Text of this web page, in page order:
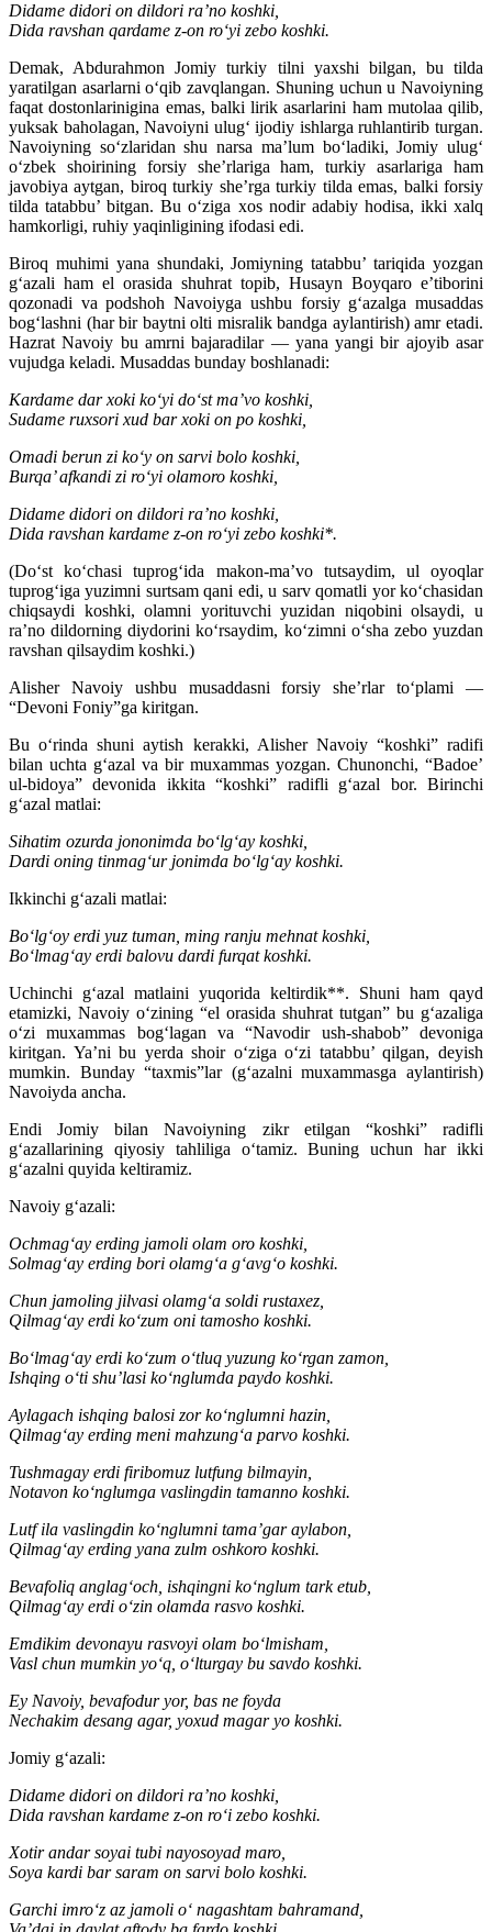
Didame didori on dildori ra’no koshki,
Dida ravshan qardame z-on ro‘yi zebo koshki.
Demak, Abdurahmon Jomiy turkiy tilni yaxshi bilgan, bu tilda
yaratilgan asarlarni o‘qib zavqlangan. Shuning uchun u Navoiyning
faqat dostonlarinigina emas, balki lirik asarlarini ham mutolaa qilib,
yuksak baholagan, Navoiyni ulug‘ ijodiy ishlarga ruhlantirib turgan.
Navoiyning so‘zlaridan shu narsa ma’lum bo‘ladiki, Jomiy ulug‘
o‘zbek shoirining forsiy she’rlariga ham, turkiy asarlariga ham
javobiya aytgan, biroq turkiy she’rga turkiy tilda emas, balki forsiy
tilda tatabbu’ bitgan. Bu o‘ziga xos nodir adabiy hodisa, ikki xalq
hamkorligi, ruhiy yaqinligining ifodasi edi.
Biroq muhimi yana shundaki, Jomiyning tatabbu’ tariqida yozgan
g‘azali ham el orasida shuhrat topib, Husayn Boyqaro e’tiborini
qozonadi va podshoh Navoiyga ushbu forsiy g‘azalga musaddas
bog‘lashni (har bir baytni olti misralik bandga aylantirish) amr etadi.
Hazrat Navoiy bu amrni bajaradilar — yana yangi bir ajoyib asar
vujudga keladi. Musaddas bunday boshlanadi:
Kardame dar xoki ko‘yi do‘st ma’vo koshki,
Sudame ruxsori xud bar xoki on po koshki,
Omadi berun zi ko‘y on sarvi bolo koshki,
Burqa’ afkandi zi ro‘yi olamoro koshki,
Didame didori on dildori ra’no koshki,
Dida ravshan kardame z-on ro‘yi zebo koshki*.
(Do‘st ko‘chasi tuprog‘ida makon-ma’vo tutsaydim, ul oyoqlar
tuprog‘iga yuzimni surtsam qani edi, u sarv qomatli yor ko‘chasidan
chiqsaydi koshki, olamni yorituvchi yuzidan niqobini olsaydi, u
ra’no dildorning diydorini ko‘rsaydim, ko‘zimni o‘sha zebo yuzdan
ravshan qilsaydim koshki.)
Alisher Navoiy ushbu musaddasni forsiy she’rlar to‘plami —
“Devoni Foniy”ga kiritgan.
Bu o‘rinda shuni aytish kerakki, Alisher Navoiy “koshki” radifi
bilan uchta g‘azal va bir muxammas yozgan. Chunonchi, “Badoe’
ul-bidoya” devonida ikkita “koshki” radifli g‘azal bor. Birinchi
g‘azal matlai:
Sihatim ozurda jononimda bo‘lg‘ay koshki,
Dardi oning tinmag‘ur jonimda bo‘lg‘ay koshki.
Ikkinchi g‘azali matlai:
Bo‘lg‘oy erdi yuz tuman, ming ranju mehnat koshki,
Bo‘lmag‘ay erdi balovu dardi furqat koshki.
Uchinchi g‘azal matlaini yuqorida keltirdik**. Shuni ham qayd
etamizki, Navoiy o‘zining “el orasida shuhrat tutgan” bu g‘azaliga
o‘zi muxammas bog‘lagan va “Navodir ush-shabob” devoniga
kiritgan. Ya’ni bu yerda shoir o‘ziga o‘zi tatabbu’ qilgan, deyish
mumkin. Bunday “taxmis”lar (g‘azalni muxammasga aylantirish)
Navoiyda ancha.
Endi Jomiy bilan Navoiyning zikr etilgan “koshki” radifli
g‘azallarining qiyosiy tahliliga o‘tamiz. Buning uchun har ikki
g‘azalni quyida keltiramiz.
Navoiy g‘azali:
Ochmag‘ay erding jamoli olam oro koshki,
Solmag‘ay erding bori olamg‘a g‘avg‘o koshki.
Chun jamoling jilvasi olamg‘a soldi rustaxez,
Qilmag‘ay erdi ko‘zum oni tamosho koshki.
Bo‘lmag‘ay erdi ko‘zum o‘tluq yuzung ko‘rgan zamon,
Ishqing o‘ti shu’lasi ko‘nglumda paydo koshki.
Aylagach ishqing balosi zor ko‘nglumni hazin,
Qilmag‘ay erding meni mahzung‘a parvo koshki.
Tushmagay erdi firibomuz lutfung bilmayin,
Notavon ko‘nglumga vaslingdin tamanno koshki.
Lutf ila vaslingdin ko‘nglumni tama’gar aylabon,
Qilmag‘ay erding yana zulm oshkoro koshki.
Bevafoliq anglag‘och, ishqingni ko‘nglum tark etub,
Qilmag‘ay erdi o‘zin olamda rasvo koshki.
Emdikim devonayu rasvoyi olam bo‘lmisham,
Vasl chun mumkin yo‘q, o‘lturgay bu savdo koshki.
Ey Navoiy, bevafodur yor, bas ne foyda
Nechakim desang agar, yoxud magar yo koshki.
Jomiy g‘azali:
Didame didori on dildori ra’no koshki,
Dida ravshan kardame z-on ro‘i zebo koshki.
Xotir andar soyai tubi nayosoyad maro,
Soya kardi bar saram on sarvi bolo koshki.
Garchi imro‘z az jamoli o‘ nagashtam bahramand,